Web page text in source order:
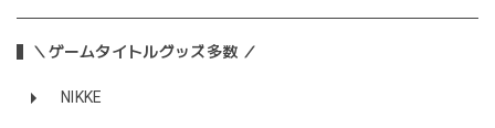
＼ゲームタイトルグッズ多数 ／
NIKKE